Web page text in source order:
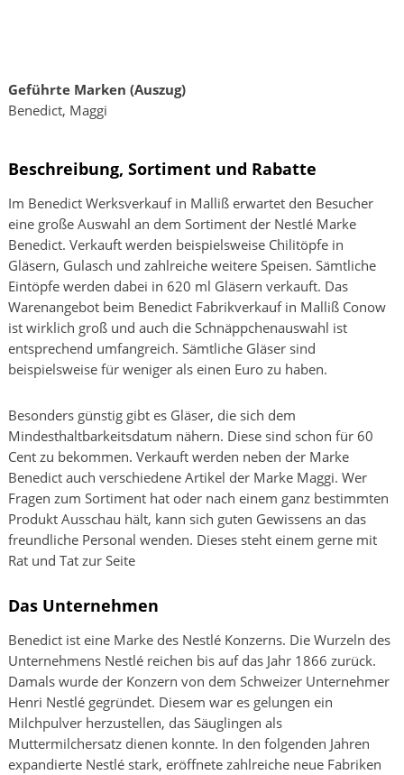
Geführte Marken (Auszug)
Benedict, Maggi
Beschreibung, Sortiment und Rabatte
Im Benedict Werksverkauf in Malliß erwartet den Besucher
eine große Auswahl an dem Sortiment der Nestlé Marke
Benedict. Verkauft werden beispielsweise Chilitöpfe in
Gläsern, Gulasch und zahlreiche weitere Speisen. Sämtliche
Eintöpfe werden dabei in 620 ml Gläsern verkauft. Das
Warenangebot beim Benedict Fabrikverkauf in Malliß Conow
ist wirklich groß und auch die Schnäppchenauswahl ist
entsprechend umfangreich. Sämtliche Gläser sind
beispielsweise für weniger als einen Euro zu haben.
Besonders günstig gibt es Gläser, die sich dem
Mindesthaltbarkeitsdatum nähern. Diese sind schon für 60
Cent zu bekommen. Verkauft werden neben der Marke
Benedict auch verschiedene Artikel der Marke Maggi. Wer
Fragen zum Sortiment hat oder nach einem ganz bestimmten
Produkt Ausschau hält, kann sich guten Gewissens an das
freundliche Personal wenden. Dieses steht einem gerne mit
Rat und Tat zur Seite
Das Unternehmen
Benedict ist eine Marke des Nestlé Konzerns. Die Wurzeln des
Unternehmens Nestlé reichen bis auf das Jahr 1866 zurück.
Damals wurde der Konzern von dem Schweizer Unternehmer
Henri Nestlé gegründet. Diesem war es gelungen ein
Milchpulver herzustellen, das Säuglingen als
Muttermilchersatz dienen konnte. In den folgenden Jahren
expandierte Nestlé stark, eröffnete zahlreiche neue Fabriken